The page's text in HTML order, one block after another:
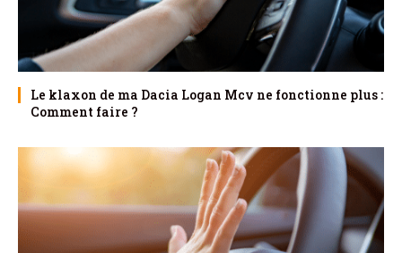
Le klaxon de ma Dacia Logan Mcv ne fonctionne plus :
Comment faire ?